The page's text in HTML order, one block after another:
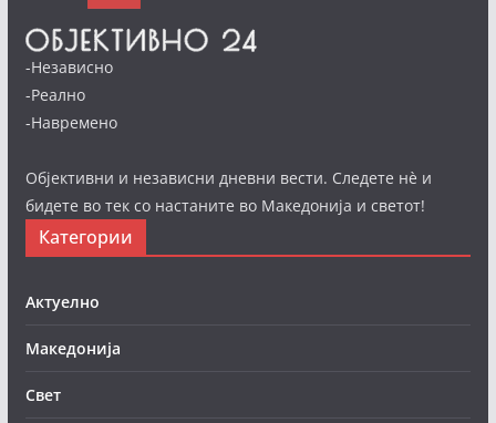
-Независно
-Реално
-Навремено
Објективни и независни дневни вести. Следете нè и
бидете во тек со настаните во Македонија и светот!
Категории
Актуелно
Македонија
Свет